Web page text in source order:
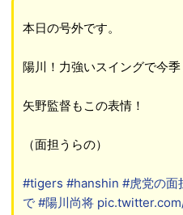
本日の号外です。
陽川！力強いスイングで今季
矢野監督もこの表情！
（面担うらの）
#tigers #hanshin #虎党の面
で #陽川尚将